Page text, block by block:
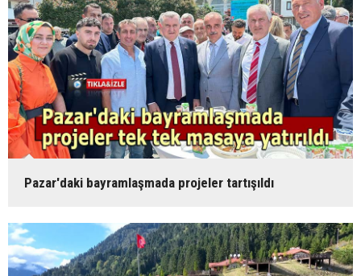
Pazar'daki bayramlaşmada projeler tartışıldı